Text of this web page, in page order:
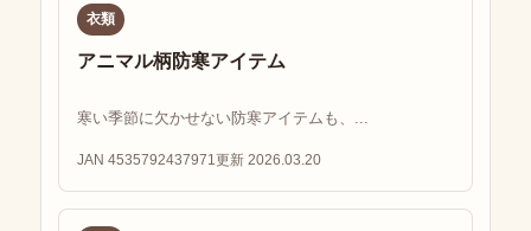
衣類
アニマル柄防寒アイテム
寒い季節に欠かせない防寒アイテムも、...
JAN 4535792437971 更新 2026.03.20